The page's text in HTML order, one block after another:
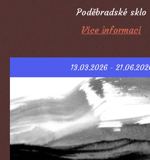
Poděbradské sklo
Více informací
13.03.2026 -